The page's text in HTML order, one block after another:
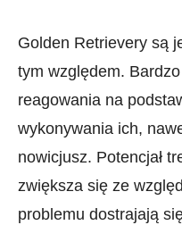
Golden Retrievery są
tym względem.
reagowania na
wykonywania ich,
nowicjusz. Potencjał
zwiększa się ze
problemu dostrajają